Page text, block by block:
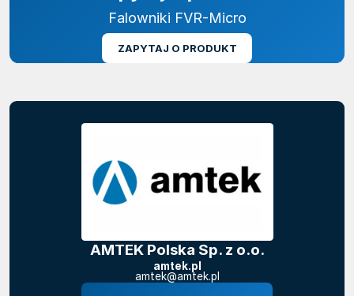
Falowniki FVR-Micro
ZAPYTAJ O PRODUKT
AMTEK Polska Sp. z o.o.
amtek.pl
amtek@amtek.pl